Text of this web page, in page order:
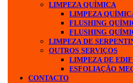
LIMPEZA QUÍMICA
LIMPEZA
FLUSHING
FLUSHING
LIMPEZA DE
OUTROS SERVIÇOS
LIMPEZA DE
ESFOLIAÇÃO
CONTACTO